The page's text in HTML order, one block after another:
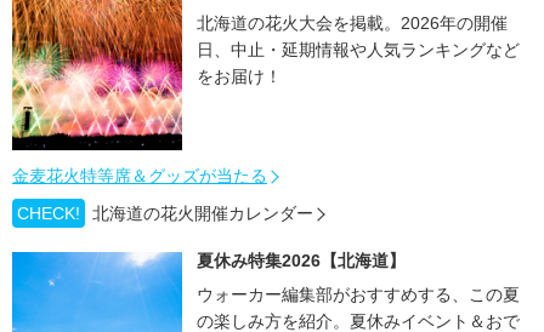
北海道の花火大会を掲載。2026年の開催
日、中止・延期情報や人気ランキングなど
をお届け！
金麦花火特等席＆グッズが当たる
CHECK!
北海道の花火開催カレンダー
夏休み特集2026【北海道】
ウォーカー編集部がおすすめする、この夏
の楽しみ方を紹介。夏休みイベント＆おで